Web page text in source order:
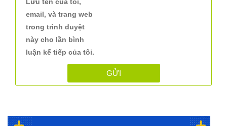
email, và trang web
trong trình duyệt
này cho lần bình
luận kế tiếp của tôi.